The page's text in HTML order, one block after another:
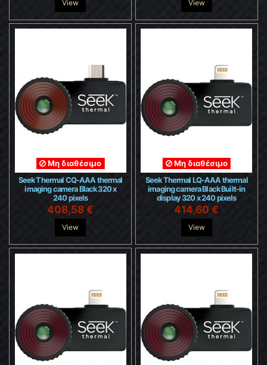
View View
Μη διαθέσιμο
Seek Thermal CQ-AAA thermal
imaging camera Black 320 x
240 pixels
408,58 €
View
Μη διαθέσιμο
Seek Thermal LQ-AAA thermal
imaging camera Black Built-in
display 320 x 240 pixels
414,60 €
View